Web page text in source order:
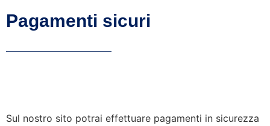
Pagamenti sicuri
Sul nostro sito potrai effettuare pagamenti in sicurezza